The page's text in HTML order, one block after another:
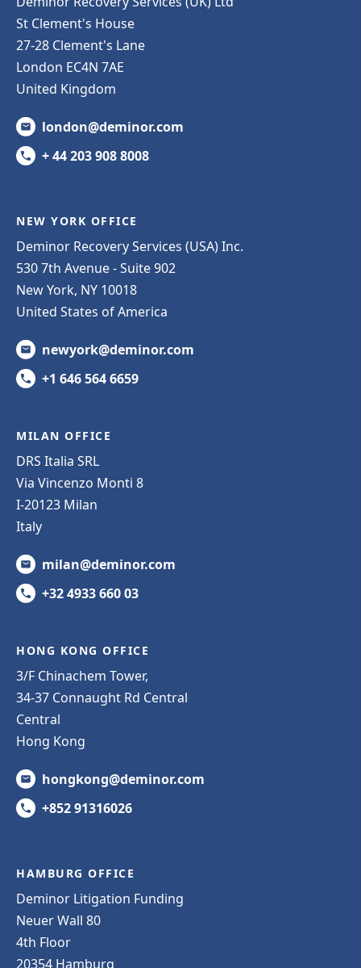
St Clement's House
27-28 Clement's Lane
London EC4N 7AE
United Kingdom
london@deminor.com
+ 44 203 908 8008
NEW YORK OFFICE
Deminor Recovery Services (USA) Inc.
530 7th Avenue - Suite 902
New York, NY 10018
United States of America
newyork@deminor.com
+1 646 564 6659
MILAN OFFICE
DRS Italia SRL
Via Vincenzo Monti 8
I-20123 Milan
Italy
milan@deminor.com
+32 4933 660 03
HONG KONG OFFICE
3/F Chinachem Tower,
34-37 Connaught Rd Central
Central
Hong Kong
hongkong@deminor.com
+852 91316026
HAMBURG OFFICE
Deminor Litigation Funding
Neuer Wall 80
4th Floor
20354 Hamburg